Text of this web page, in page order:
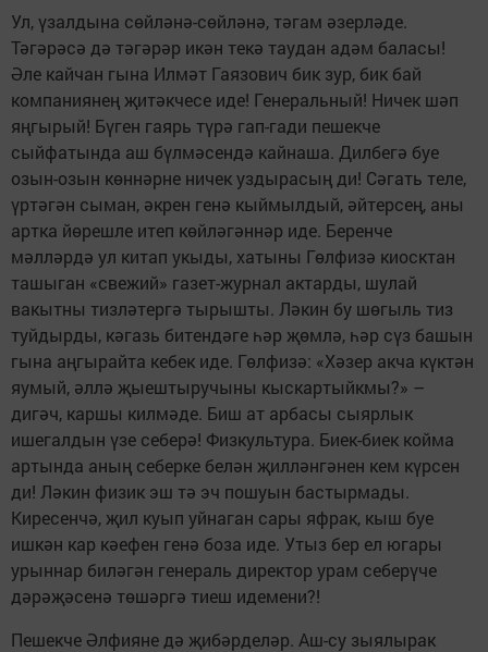
Ул, үзалдына сөйләнә-сөйләнә, тәгам әзерләде.
Тәгәрәсә дә тәгәрәр икән текә таудан адәм баласы!
Әле кайчан гына Илмәт Гаязович бик зур, бик бай
компаниянең җитәкчесе иде! Генеральный! Ничек шәп
яңгырый! Бүген гаярь түрә гап-гади пешекче
сыйфатында аш бүлмәсендә кайнаша. Дилбегә буе
озын-озын көннәрне ничек уздырасың ди! Сәгать теле,
үртәгән сыман, әкрен генә кыймылдый, әйтерсең, аны
артка йөрешле итеп көйләгәннәр иде. Беренче
мәлләрдә ул китап укыды, хатыны Гөлфизә киосктан
ташыган «свежий» газет-журнал актарды, шулай
вакытны тизләтергә тырышты. Ләкин бу шөгыль тиз
туйдырды, кәгазь битендәге һәр җөмлә, һәр сүз башын
гына аңгырайта кебек иде. Гөлфизә: «Хәзер акча күктән
яумый, әллә җыештыручыны кыскартыйкмы?» –
дигәч, каршы килмәде. Биш ат арбасы сыярлык
ишегалдын үзе себерә! Физкультура. Биек-биек койма
артында аның себерке белән җилләнгәнен кем күрсен
ди! Ләкин физик эш тә эч пошуын бастырмады.
Киресенчә, җил куып уйнаган сары яфрак, кыш буе
ишкән кар кәефен генә боза иде. Утыз бер ел югары
урыннар биләгән генераль директор урам себерүче
дәрәҗәсенә төшәргә тиеш идемени?!
Пешекче Әлфияне дә җибәрделәр. Аш-су зыялырак